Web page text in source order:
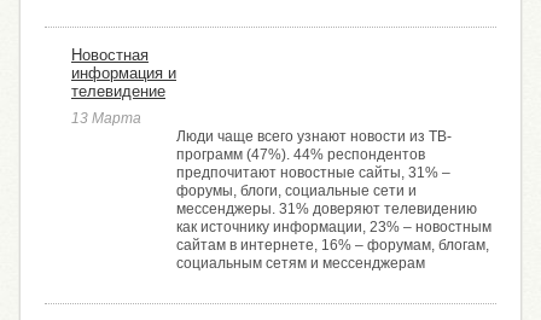
Новостная
информация и
телевидение
13 Марта
Люди чаще всего узнают новости из ТВ-
программ (47%). 44% респондентов
предпочитают новостные сайты, 31% –
форумы, блоги, социальные сети и
мессенджеры. 31% доверяют телевидению
как источнику информации, 23% – новостным
сайтам в интернете, 16% – форумам, блогам,
социальным сетям и мессенджерам